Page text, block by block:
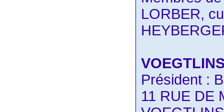
LORBER,
Président :
11 RUE DE